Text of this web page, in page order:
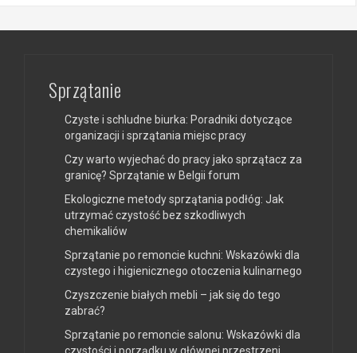
Sprzątanie
Czyste i schludne biurka: Poradniki dotyczące
organizacji i sprzątania miejsc pracy
Czy warto wyjechać do pracy jako sprzątacz za
granicę? Sprzątanie w Belgii forum
Ekologiczne metody sprzątania podłóg: Jak
utrzymać czystość bez szkodliwych
chemikaliów
Sprzątanie po remoncie kuchni: Wskazówki dla
czystego i higienicznego otoczenia kulinarnego
Czyszczenie białych mebli – jak się do tego
zabrać?
Sprzątanie po remoncie salonu: Wskazówki dla